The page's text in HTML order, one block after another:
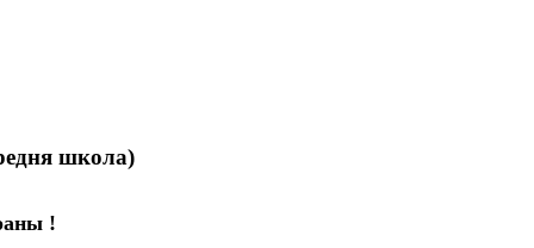
школа)
!